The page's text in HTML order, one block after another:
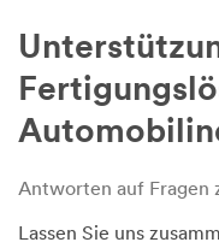
Antworten auf Fragen
Lassen Sie uns